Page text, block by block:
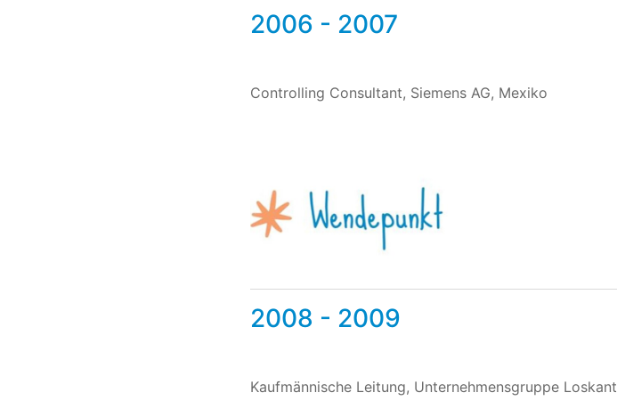
2006 - 2007
Controlling Consultant, Siemens AG, Mexiko
2008 - 2009
Kaufmännische Leitung, Unternehmensgruppe Loskant